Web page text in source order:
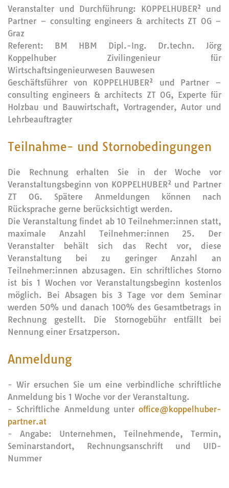
Veranstalter und Durchführung: KOPPELHUBER² und
Partner – consulting engineers & architects ZT OG –
Graz
Referent: BM HBM Dipl.-Ing. Dr.techn. Jörg
Koppelhuber Zivilingenieur für
Wirtschaftsingenieurwesen Bauwesen
Geschäftsführer von KOPPELHUBER² und Partner –
consulting engineers & architects ZT OG, Experte für
Holzbau und Bauwirtschaft, Vortragender, Autor und
Lehrbeauftragter
Teilnahme- und Stornobedingungen
Die Rechnung erhalten Sie in der Woche vor
Veranstaltungsbeginn von KOPPELHUBER² und Partner
ZT OG. Spätere Anmeldungen können nach
Rücksprache gerne berücksichtigt werden.
Die Veranstaltung findet ab 10 Teilnehmer:innen statt,
maximale Anzahl Teilnehmer:innen 25. Der
Veranstalter behält sich das Recht vor, diese
Veranstaltung bei zu geringer Anzahl an
Teilnehmer:innen abzusagen. Ein schriftliches Storno
ist bis 1 Wochen vor Veranstaltungsbeginn kostenlos
möglich. Bei Absagen bis 3 Tage vor dem Seminar
werden 50% und danach 100% des Gesamtbetrags in
Rechnung gestellt. Die Stornogebühr entfällt bei
Nennung einer Ersatzperson.
Anmeldung
- Wir ersuchen Sie um eine verbindliche schriftliche
Anmeldung bis 1 Woche vor der Veranstaltung.
- Schriftliche Anmeldung unter office@koppelhuber-
partner.at
- Angabe: Unternehmen, Teilnehmende, Termin,
Seminarstandort, Rechnungsanschrift und UID-
Nummer